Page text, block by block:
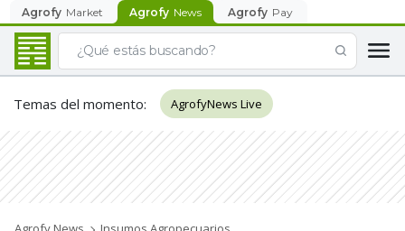
Agrofy Market Agrofy News Agrofy Pay
Temas del momento: AgrofyNews Live